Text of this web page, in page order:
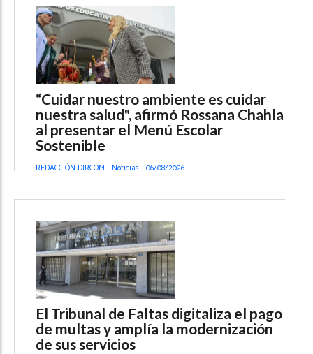
“Cuidar nuestro ambiente es cuidar
nuestra salud", afirmó Rossana Chahla
al presentar el Menú Escolar
Sostenible
REDACCIÓN DIRCOM Noticias 06/08/2026
El Tribunal de Faltas digitaliza el pago
de multas y amplía la modernización
de sus servicios